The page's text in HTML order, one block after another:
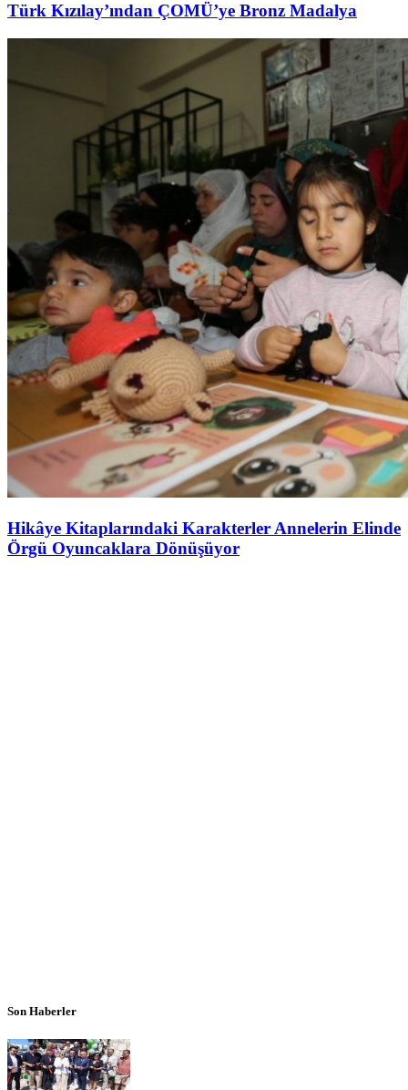
Türk Kızılay’ından ÇOMÜ’ye Bronz Madalya
Hikâye Kitaplarındaki Karakterler Annelerin Elinde
Örgü Oyuncaklara Dönüşüyor
Son Haberler